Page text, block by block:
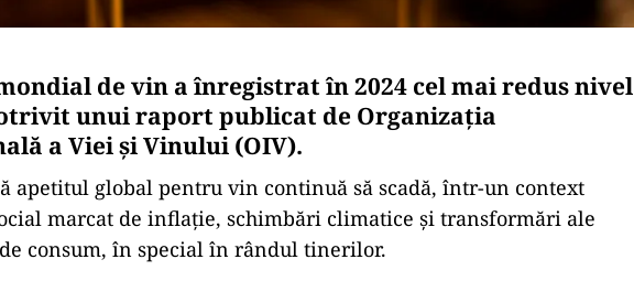
de vin a înregistrat în 2024 cel mai redus nivel
unui raport publicat de Organizația
a Viei și Vinului (OIV).
apetitul global pentru vin continuă să scadă, într-un context
marcat de inflație, schimbări climatice și transformări ale
consum, în special în rândul tinerilor.